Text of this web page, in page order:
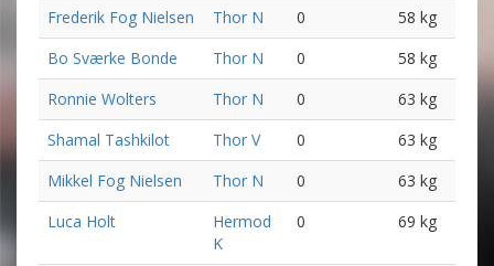
Frederik Fog Nielsen Thor N 0
58 kg
Bo Sværke Bonde
Thor N 0
58 kg
Ronnie Wolters
Thor N 0
63 kg
Shamal Tashkilot
Thor V 0
63 kg
Mikkel Fog Nielsen
Thor N 0
63 kg
Luca Holt
Hermod
K
0 69 kg